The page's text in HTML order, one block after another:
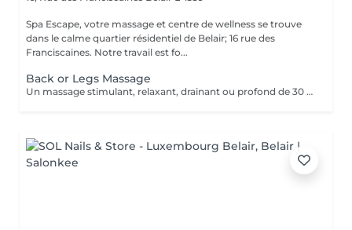
Spa Escape, votre massage et centre de wellness se trouve
dans le calme quartier résidentiel de Belair; 16 rue des
Franciscaines. Notre travail est fo...
Back or Legs Massage
Un massage stimulant, relaxant, drainant ou profond de 30 à 45 minutes sur le visage, le dos ou les jambes, selon vos besoins personnels. Ce traitement commence par un rafraîchissement des pieds aux huiles essentielles et des mouvements d'accu-pression appliqués aux pieds. Pression légère à moyenne.